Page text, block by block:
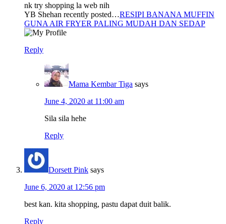
nk try shopping la web nih
YB Shehan recently posted…RESIPI BANANA MUFFIN
GUNA AIR FRYER PALING MUDAH DAN SEDAP
Reply
Mama Kembar Tiga says
June 4, 2020 at 11:00 am
Sila sila hehe
Reply
Dorsett Pink says
June 6, 2020 at 12:56 pm
best kan. kita shopping, pastu dapat duit balik.
Reply